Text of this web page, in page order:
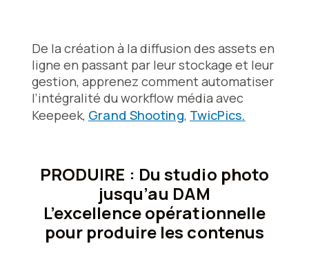
De la création à la diffusion des assets en
ligne en passant par leur stockage et leur
gestion, apprenez comment automatiser
l’intégralité du workflow média avec
Keepeek, Grand Shooting, TwicPics.
PRODUIRE : Du studio photo
jusqu’au DAM
L’excellence opérationnelle
pour produire les contenus